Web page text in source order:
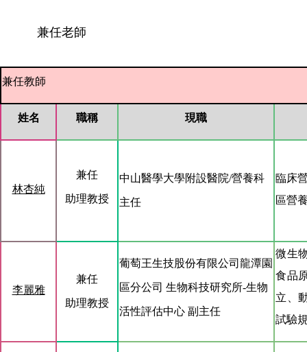
兼任老師
兼任教師
姓名 職稱 現職
林杏純
兼任
助理教授
中山醫學大學附設醫院/營養科
主任
臨床
區營
李麗雅
兼任
助理教授
葡萄王生技股份有限公司龍潭園
區分公司 生物科技研究所-生物
活性評估中心 副主任
微生
食品
立、
試驗